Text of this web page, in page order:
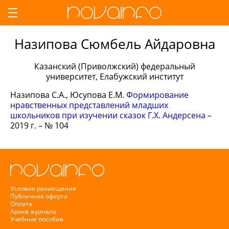
Назипова Сюмбель Айдаровна
Казанский (Приволжский) федеральный
университет, Елабужский институт
Назипова С.А., Юсупова Е.М. Формирование
нравственных представлений младших
школьников при изучении сказок Г.Х. Андерсена –
2019 г. – № 104
Условия размещения
Публичная оферта
Оплата
Архив журнала
Учебные пособия